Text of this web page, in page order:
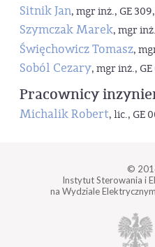
Sitnik Jan, mgr inż., GE
Szymczak Marek, mgr
Święchowicz Tomasz,
Soból Cezary, mgr inż.,
Pracownicy
Michalik Robert, lic., GE
©
Instytut Sterowania i
na Wydziale